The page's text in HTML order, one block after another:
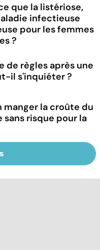
que la listériose,
infectieuse
pour les femmes
?
de règles après une
il s'inquiéter ?
manger la croûte du
sans risque pour la